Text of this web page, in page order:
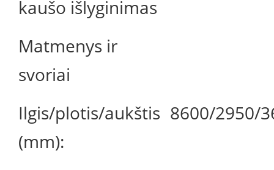
kaušo išlyginimas
Matmenys ir
svoriai
Ilgis/plotis/aukštis
(mm):
8600/2950/